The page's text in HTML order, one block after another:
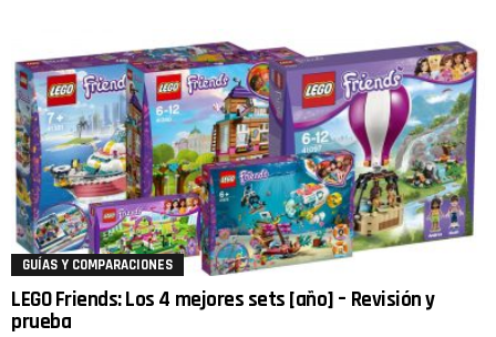
GUÍAS Y COMPARACIONES
LEGO Friends: Los 4 mejores sets [año] – Revisión y
prueba